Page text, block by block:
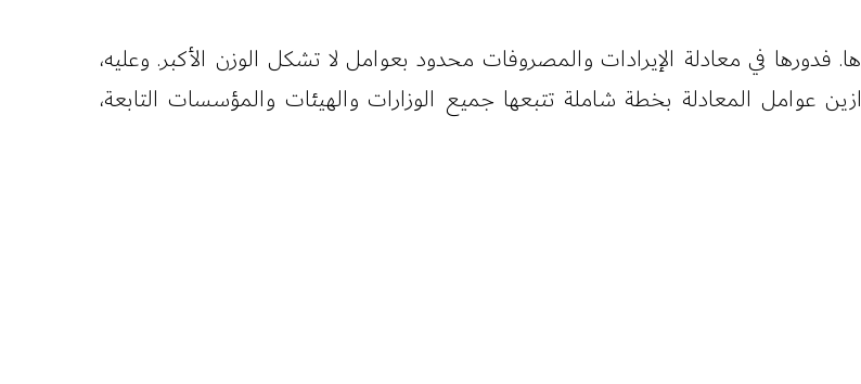
فدورها في معادلة الإيرادات والمصروفات محدود بعوامل لا تشكل الوزن الأكبر. وعليه،
عوامل المعادلة بخطة شاملة تتبعها جميع الوزارات والهيئات والمؤسسات التابعة،